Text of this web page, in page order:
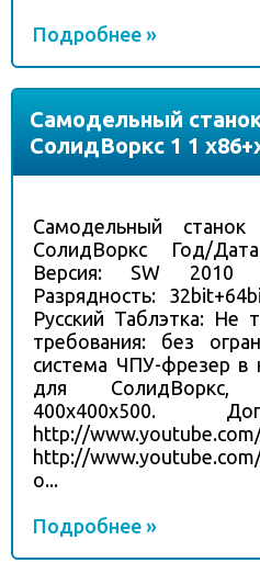
Подробнее »
Самодельный
СолидВоркс 1 1
Самодельный
СолидВоркс Год/
Версия: SW 2010
Разрядность:
Русский Таблэтка: Не
требования: без
система ЧПУ-фрезер в
для СолидВоркс,
400х400х500.
http://
http://
o...
Подробнее »